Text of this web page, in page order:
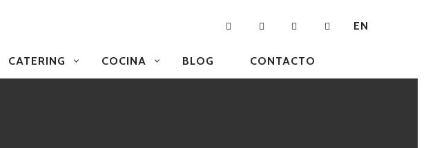
EN
CATERING COCINA BLOG CONTACTO